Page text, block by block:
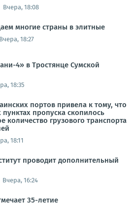
Вчера, 18:08
многие страны в элитные
Вчера, 18:27
4» в Тростянце Сумской
18:35
портов привела к тому, что
пропуска скопилось
количество грузового транспорта
18:11
проводит дополнительный
Вчера, 16:24
35-летие